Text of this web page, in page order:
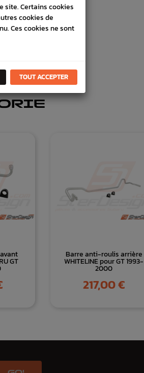
GT
Barre anti-roulis arrière
WHITELINE pour GT 1993-
2000
Prix
217,00 €
site. Certains cookies
cookies de
Ces cookies ne sont
TOUT ACCEPTER